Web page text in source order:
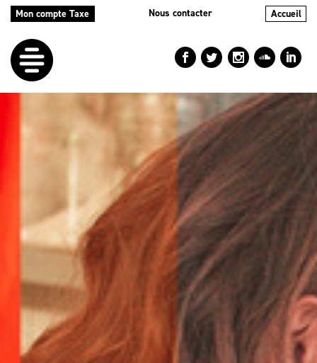
Mon compte Taxe Nous contacter Accueil
LEDÉFI
NOS
AIDES
NOSACTIONS
LEBLOG
RÉPERTOIRES